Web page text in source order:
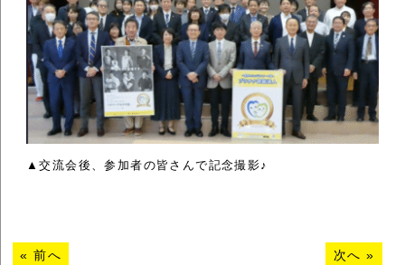
▲交流会後、参加者の皆さんで記念撮影♪
«前へ 次へ »